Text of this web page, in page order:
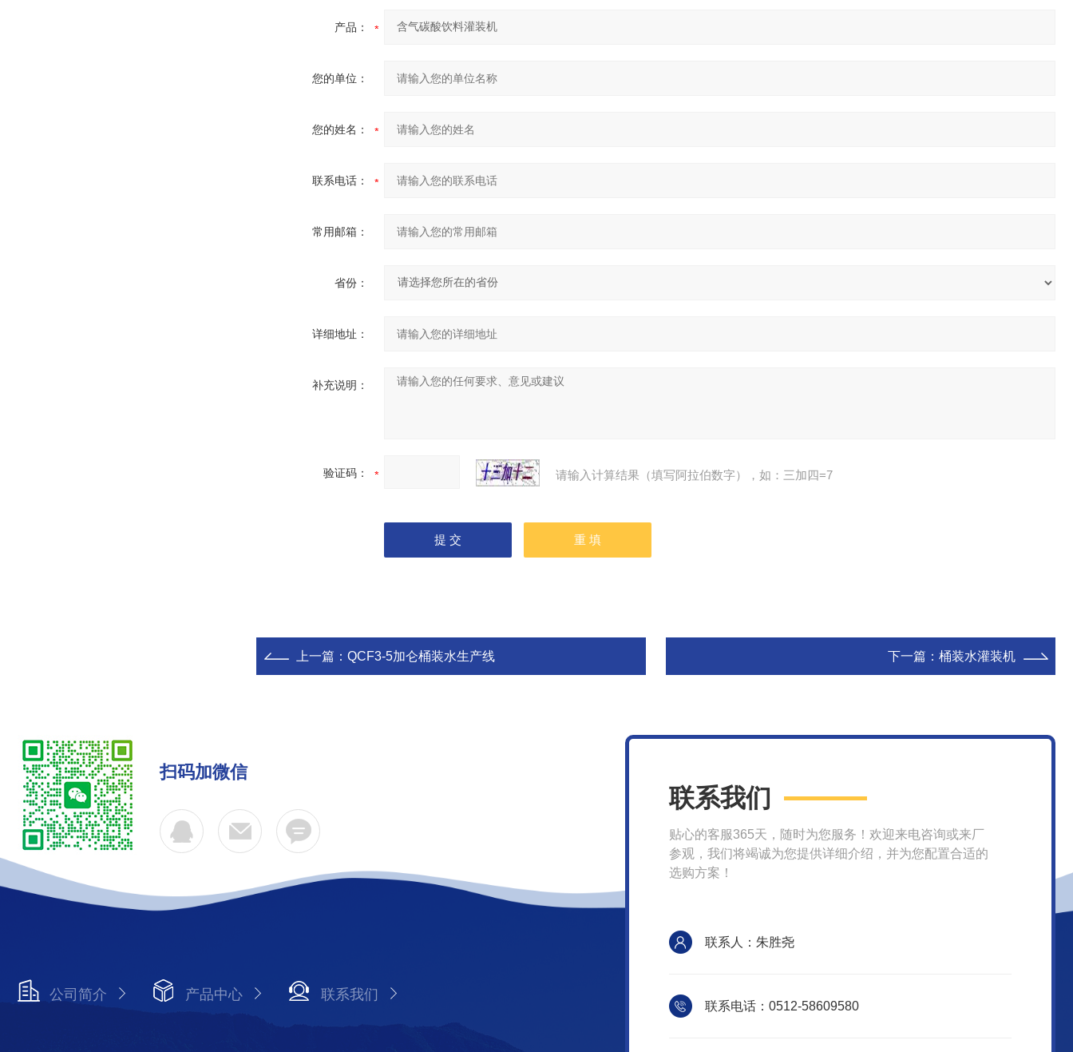
产品：
您的单位：
您的姓名：
联系电话：
常用邮箱：
省份：
详细地址：
补充说明：
验证码： 请输入计算结果（填写阿拉伯数字），如：三加四=7
上一篇： QCF3-5加仑桶装水生产线 下一篇： 桶装水灌装机
扫码加微信
公司简介 产品中心 联系我们
联系我们
贴心的客服365天，随时为您服务！欢迎来电咨询或来厂
参观，我们将竭诚为您提供详细介绍，并为您配置合适的
选购方案！
联系人：朱胜尧
联系电话：0512-58609580